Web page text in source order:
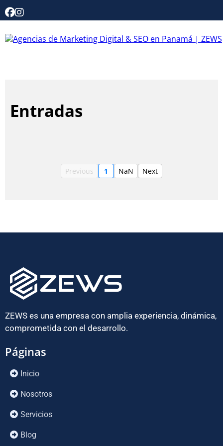
Entradas
Previous 1 NaN Next
ZEWS es una empresa con amplia experiencia, dinámica,
comprometida con el desarrollo.
Páginas
Inicio
Nosotros
Servicios
Blog